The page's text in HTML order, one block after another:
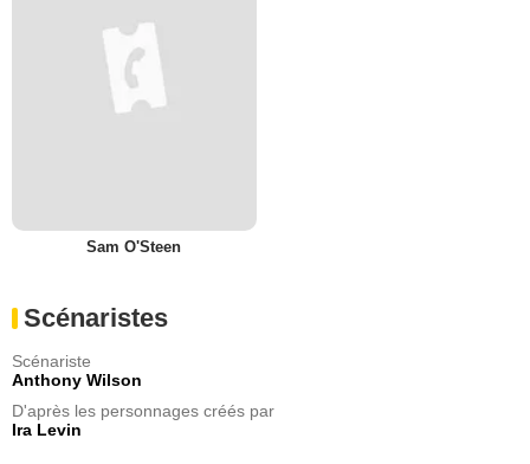
Sam O'Steen
Scénaristes
Scénariste
Anthony Wilson
D'après les personnages créés par
Ira Levin